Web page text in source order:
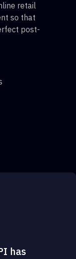
retail
so that
post-
has